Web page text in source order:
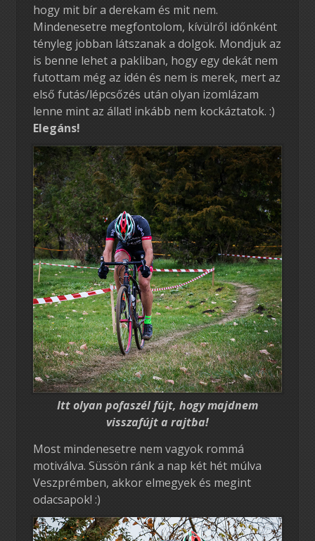
hogy mit bír a derekam és mit nem.
Mindenesetre megfontolom, kívülről időnként
tényleg jobban látszanak a dolgok. Mondjuk az
is benne lehet a pakliban, hogy egy dekát nem
futottam még az idén és nem is merek, mert az
első futás/lépcsőzés után olyan izomlázam
lenne mint az állat! inkább nem kockáztatok. :)
Elegáns!
Itt olyan pofaszél fújt, hogy majdnem
visszafújt a rajtba!
Most mindenesetre nem vagyok rommá
motiválva. Süssön ránk a nap két hét múlva
Veszprémben, akkor elmegyek és megint
odacsapok! :)